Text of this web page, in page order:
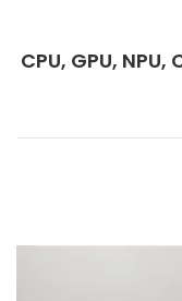
CPU, GPU,